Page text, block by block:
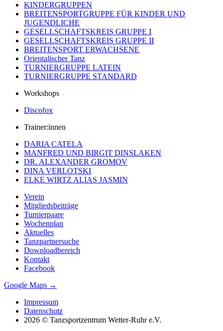
KINDERGRUPPEN
BREITENSPORTGRUPPE FÜR KINDER UND
JUGENDLICHE
GESELLSCHAFTSKREIS GRUPPE I
GESELLSCHAFTSKREIS GRUPPE II
BREITENSPORT ERWACHSENE
Orientalischer Tanz
TURNIERGRUPPE LATEIN
TURNIERGRUPPE STANDARD
Workshops
Discofox
Trainer:innen
DARIA CATELA
MANFRED UND BIRGIT DINSLAKEN
DR. ALEXANDER GROMOV
DINA VERLOTSKI
ELKE WIRTZ ALIAS JASMIN
Verein
Mitgliedsbeiträge
Turnierpaare
Wochenplan
Aktuelles
Tanzpartnersuche
Downloadbereich
Kontakt
Facebook
Google Maps →
Impressum
Datenschutz
2026 © Tanzsportzentrum Wetter-Ruhr e.V.